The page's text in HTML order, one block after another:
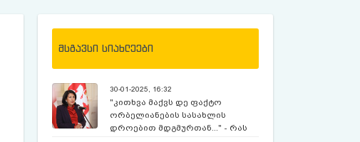
მსგავსი სიახლეები
30-01-2025, 16:32
"კითხვა მაქვს დე ფაქტო
ორბელიანების სასახლის
დროებით მდგმურთან..." - რას